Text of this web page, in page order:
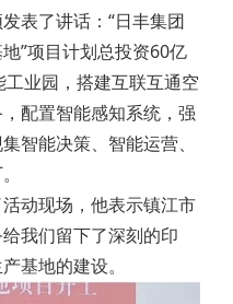
表了讲话：“日丰集团
”项目计划总投资60亿
业园，搭建互联互通空
配置智能感知系统，强
智能决策、智能运营、
动现场，他表示镇江市
我们留下了深刻的印
基地的建设。